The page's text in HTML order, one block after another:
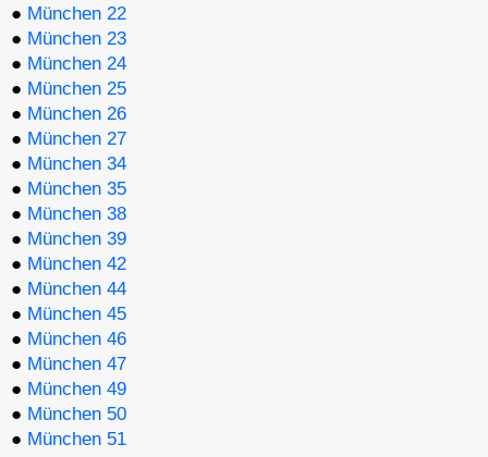
● München 22
● München 23
● München 24
● München 25
● München 26
● München 27
● München 34
● München 35
● München 38
● München 39
● München 42
● München 44
● München 45
● München 46
● München 47
● München 49
● München 50
● München 51